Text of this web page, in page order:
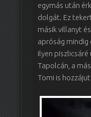
egymás után
dolgát. Ez
másik villanyt
apróság mindig
ilyen
Tapolcán, a
Tomi is